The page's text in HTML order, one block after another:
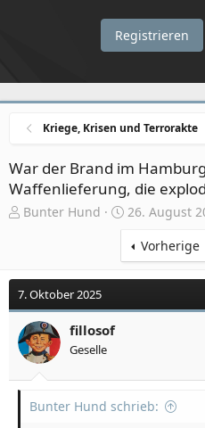
Registrieren
Kriege, Krisen und Terrorakte
War der Brand im
Waffenlieferung, die
E
e
l
l
e
r
Bunter Hund
E
s
t
e
l
26. August
Vorherige
7. Oktober 2025
fillosof
Geselle
Bunter Hund schrieb: